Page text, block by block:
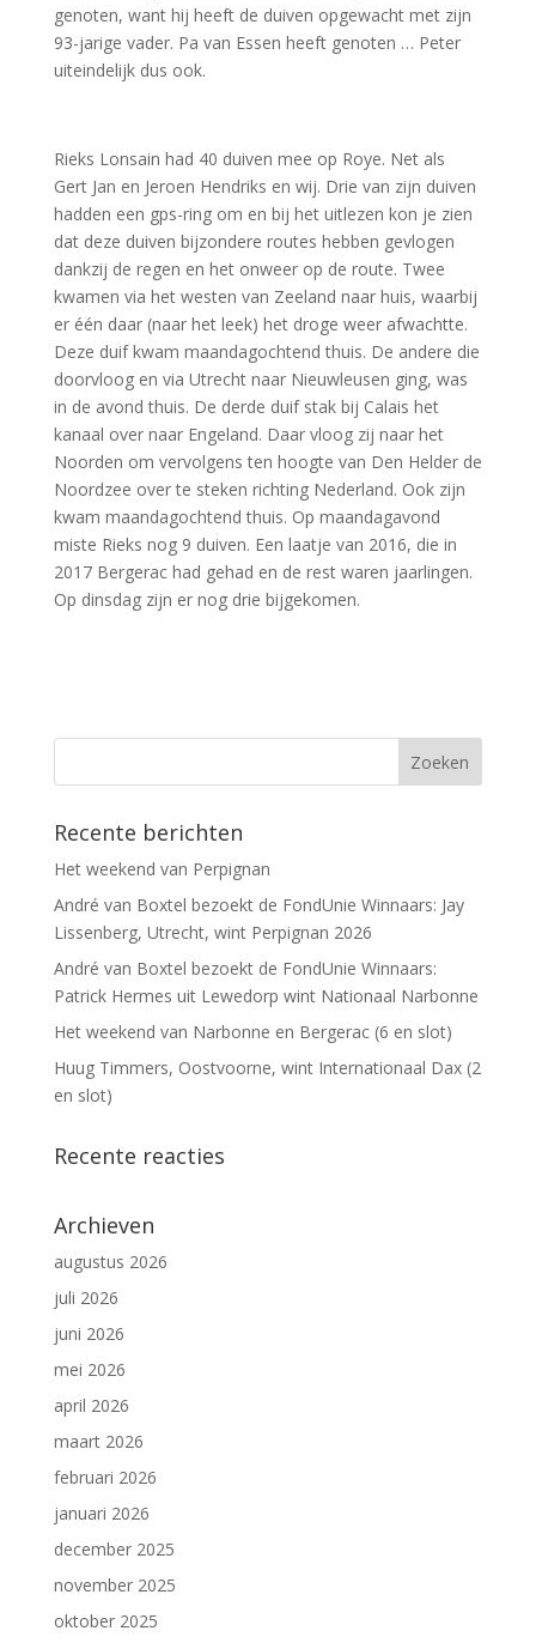
genoten, want hij heeft de duiven opgewacht met zijn
93-jarige vader. Pa van Essen heeft genoten … Peter
uiteindelijk dus ook.
Rieks Lonsain had 40 duiven mee op Roye. Net als
Gert Jan en Jeroen Hendriks en wij. Drie van zijn duiven
hadden een gps-ring om en bij het uitlezen kon je zien
dat deze duiven bijzondere routes hebben gevlogen
dankzij de regen en het onweer op de route. Twee
kwamen via het westen van Zeeland naar huis, waarbij
er één daar (naar het leek) het droge weer afwachtte.
Deze duif kwam maandagochtend thuis. De andere die
doorvloog en via Utrecht naar Nieuwleusen ging, was
in de avond thuis. De derde duif stak bij Calais het
kanaal over naar Engeland. Daar vloog zij naar het
Noorden om vervolgens ten hoogte van Den Helder de
Noordzee over te steken richting Nederland. Ook zijn
kwam maandagochtend thuis. Op maandagavond
miste Rieks nog 9 duiven. Een laatje van 2016, die in
2017 Bergerac had gehad en de rest waren jaarlingen.
Op dinsdag zijn er nog drie bijgekomen.
Recente berichten
Het weekend van Perpignan
André van Boxtel bezoekt de FondUnie Winnaars: Jay
Lissenberg, Utrecht, wint Perpignan 2026
André van Boxtel bezoekt de FondUnie Winnaars:
Patrick Hermes uit Lewedorp wint Nationaal Narbonne
Het weekend van Narbonne en Bergerac (6 en slot)
Huug Timmers, Oostvoorne, wint Internationaal Dax (2
en slot)
Recente reacties
Archieven
augustus 2026
juli 2026
juni 2026
mei 2026
april 2026
maart 2026
februari 2026
januari 2026
december 2025
november 2025
oktober 2025